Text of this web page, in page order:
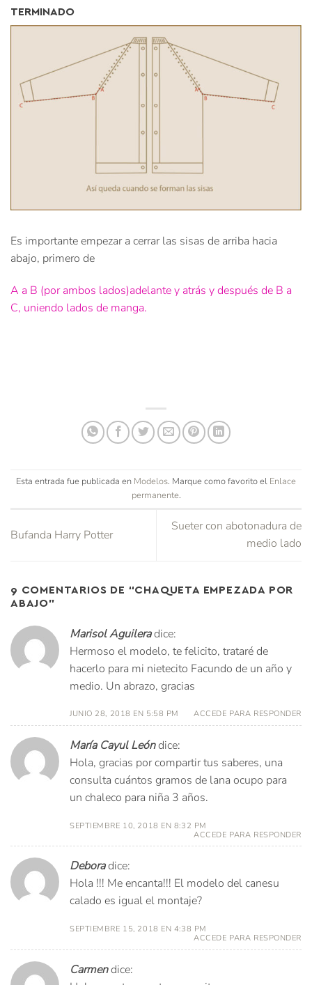
TERMINADO
Es importante empezar a cerrar las sisas de arriba hacia
abajo, primero de
A a B (por ambos lados)adelante y atrás y después de B a
C, uniendo lados de manga.
Esta entrada fue publicada en Modelos. Marque como favorito el Enlace
permanente.
Bufanda Harry Potter
Sueter con abotonadura de
medio lado
9 COMENTARIOS DE “CHAQUETA EMPEZADA POR
ABAJO”
Marisol Aguileradice:
Hermoso el modelo, te felicito, trataré de
hacerlo para mi nietecito Facundo de un año y
medio. Un abrazo, gracias
JUNIO 28, 2018 EN 5:58 PM ACCEDE PARA RESPONDER
María Cayul Leóndice:
Hola, gracias por compartir tus saberes, una
consulta cuántos gramos de lana ocupo para
un chaleco para niña 3 años.
SEPTIEMBRE 10, 2018 EN 8:32 PM
ACCEDE PARA RESPONDER
Deboradice:
Hola !!! Me encanta!!! El modelo del canesu
calado es igual el montaje?
SEPTIEMBRE 15, 2018 EN 4:38 PM
ACCEDE PARA RESPONDER
Carmendice: